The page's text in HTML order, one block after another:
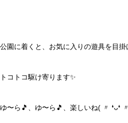
公園に着くと、お気に入りの遊具を目掛
トコトコ駆け寄ります✨
ゆ〜ら🎵、ゆ〜ら🎵、楽しいね( 〃 ❛ᴗ❛